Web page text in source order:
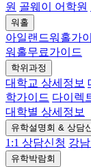
원 골웨이 어학원
워홀
아일랜드워홀가
워홀무료가이드
학위과정
대학교 상세정보
학가이드 다이렉
대학별 상세정보
유학설명회 & 상담
1:1 상담신청 강
유학박람회